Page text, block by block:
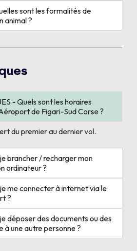
sont les formalités de
animal ?
- Quels sont les horaires
de Figari-Sud Corse ?
du premier au dernier vol.
brancher / recharger mon
ordinateur ?
me connecter à internet via le
?
déposer des documents ou des
à une autre personne ?